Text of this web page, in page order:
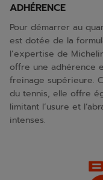
ADHÉRENCE
Pour démarrer au
est dotée de la
l’expertise de
offre une adhérence
freinage supérieure.
du tennis, elle offre
limitant l’usure et
intenses.